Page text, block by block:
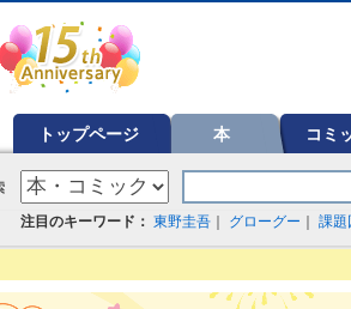
トップページ 本 コミ
注目のキーワード： 東野圭吾 グローグー 課題